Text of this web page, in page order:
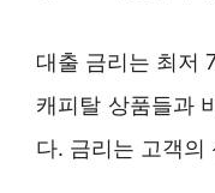
대출 금리는 최저
캐피탈 상품들과
다. 금리는 고객의